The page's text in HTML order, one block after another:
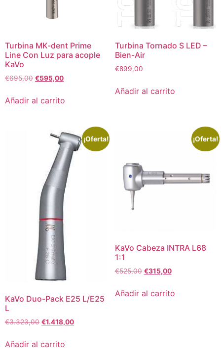
Turbina MK-dent Prime
Line Con Luz para acople
KaVo
€695,00 €595,00
Añadir al carrito
Turbina Tornado S LED –
Bien-Air
€899,00
Añadir al carrito
¡Oferta!
KaVo Duo-Pack E25 L/E25
L
€3.323,00 €1.418,00
Añadir al carrito
¡Oferta!
KaVo Cabeza INTRA L68
1:1
€525,00 €315,00
Añadir al carrito